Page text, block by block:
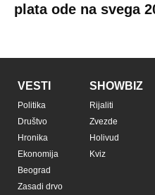
plata ode na svega
VESTI
Politika
Društvo
Hronika
Ekonomija
Beograd
Zasadi drvo
SHOWBIZ
Rijaliti
Zvezde
Holivud
Kviz